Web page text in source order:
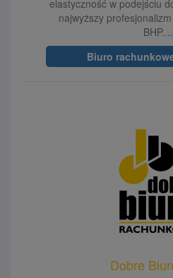
elastyczność w podejściu
najwyższy
BHP....
Biuro
Dobre